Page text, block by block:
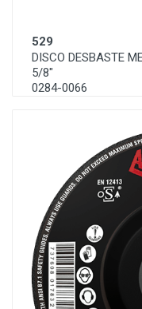
529
DISCO DESBASTE
5/8"
0284-0066